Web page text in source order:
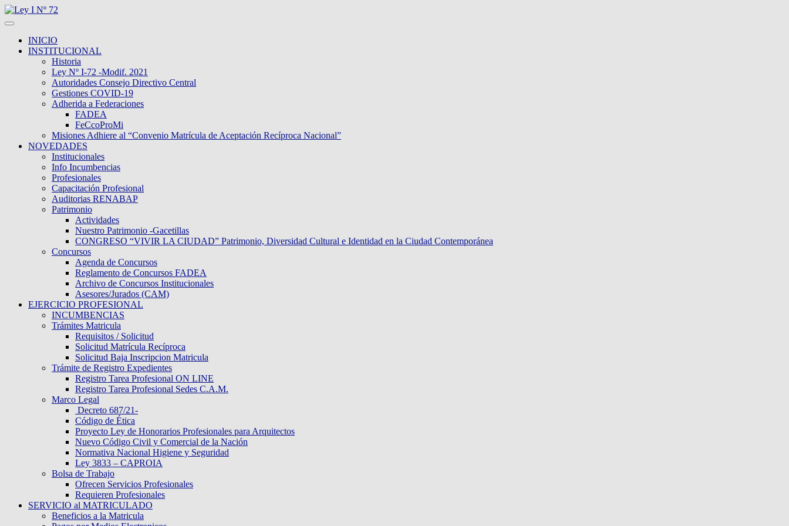
INICIO
INSTITUCIONAL
Historia
Ley Nº I-72 -Modif. 2021
Autoridades Consejo Directivo Central
Gestiones COVID-19
Adherida a Federaciones
FADEA
FeCcoProMi
Misiones Adhiere al “Convenio Matrícula de Aceptación Recíproca Nacional”
NOVEDADES
Institucionales
Info Incumbencias
Profesionales
Capacitación Profesional
Auditorias RENABAP
Patrimonio
Actividades
Nuestro Patrimonio -Gacetillas
CONGRESO “VIVIR LA CIUDAD” Patrimonio, Diversidad Cultural e Identidad en la Ciudad Contemporánea
Concursos
Agenda de Concursos
Reglamento de Concursos FADEA
Archivo de Concursos Institucionales
Asesores/Jurados (CAM)
EJERCICIO PROFESIONAL
INCUMBENCIAS
Trámites Matricula
Requisitos / Solicitud
Solicitud Matrícula Recíproca
Solicitud Baja Inscripcion Matricula
Trámite de Registro Expedientes
Registro Tarea Profesional ON LINE
Registro Tarea Profesional Sedes C.A.M.
Marco Legal
Decreto 687/21-
Código de Ética
Proyecto Ley de Honorarios Profesionales para Arquitectos
Nuevo Código Civil y Comercial de la Nación
Normativa Nacional Higiene y Seguridad
Ley 3833 – CAPROIA
Bolsa de Trabajo
Ofrecen Servicios Profesionales
Requieren Profesionales
SERVICIO al MATRICULADO
Beneficios a la Matricula